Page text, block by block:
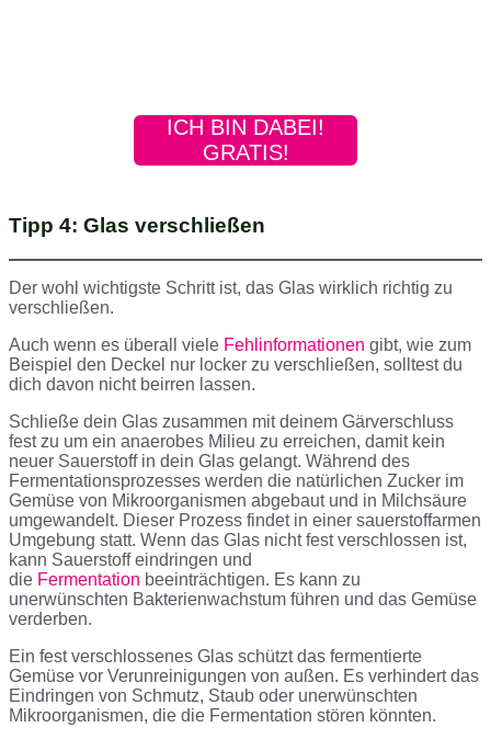
ICH BIN DABEI!
GRATIS!
Tipp 4: Glas verschließen
Der wohl wichtigste Schritt ist, das Glas wirklich richtig zu
verschließen.
Auch wenn es überall viele Fehlinformationen gibt, wie zum
Beispiel den Deckel nur locker zu verschließen, solltest du
dich davon nicht beirren lassen.
Schließe dein Glas zusammen mit deinem Gärverschluss
fest zu um ein anaerobes Milieu zu erreichen, damit kein
neuer Sauerstoff in dein Glas gelangt. Während des
Fermentationsprozesses werden die natürlichen Zucker im
Gemüse von Mikroorganismen abgebaut und in Milchsäure
umgewandelt. Dieser Prozess findet in einer sauerstoffarmen
Umgebung statt. Wenn das Glas nicht fest verschlossen ist,
kann Sauerstoff eindringen und
die Fermentation beeinträchtigen. Es kann zu
unerwünschten Bakterienwachstum führen und das Gemüse
verderben.
Ein fest verschlossenes Glas schützt das fermentierte
Gemüse vor Verunreinigungen von außen. Es verhindert das
Eindringen von Schmutz, Staub oder unerwünschten
Mikroorganismen, die die Fermentation stören könnten.